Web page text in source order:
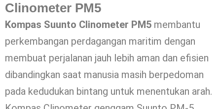
Clinometer PM5
Kompas Suunto Clinometer PM5 membantu
perkembangan perdagangan maritim dengan
membuat perjalanan jauh lebih aman dan efisien
dibandingkan saat manusia masih berpedoman
pada kedudukan bintang untuk menentukan arah.